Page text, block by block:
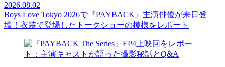
2026.08.02
Boys Love Tokyo 2026で『PAYBACK』主演俳優が来日登
壇！衣装で登場したトークショーの模様をレポート